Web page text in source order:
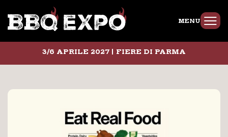
MENU
3/6 APRILE 2027 | FIERE DI PARMA